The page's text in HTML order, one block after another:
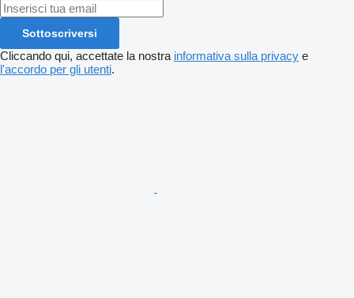
Sottoscriversi
Cliccando qui, accettate la nostra informativa sulla privacy e
l'accordo per gli utenti.